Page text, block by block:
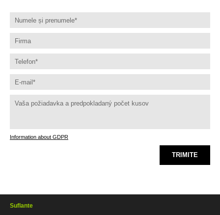
Information about GDPR
TRIMITE
Suflante